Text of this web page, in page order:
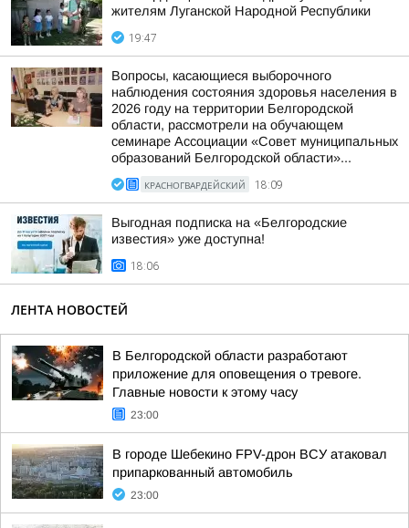
жителям Луганской Народной Республики
19:47
Вопросы, касающиеся выборочного
наблюдения состояния здоровья населения в
2026 году на территории Белгородской
области, рассмотрели на обучающем
семинаре Ассоциации «Совет муниципальных
образований Белгородской области»...
КРАСНОГВАРДЕЙСКИЙ 18:09
Выгодная подписка на «Белгородские
известия» уже доступна!
18:06
ЛЕНТА НОВОСТЕЙ
В Белгородской области разработают
приложение для оповещения о тревоге.
Главные новости к этому часу
23:00
В городе Шебекино FPV-дрон ВСУ атаковал
припаркованный автомобиль
23:00